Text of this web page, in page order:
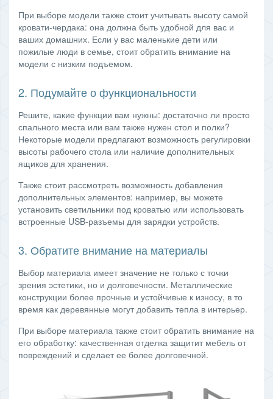
При выборе модели также стоит учитывать высоту самой
кровати-чердака: она должна быть удобной для вас и
ваших домашних. Если у вас маленькие дети или
пожилые люди в семье, стоит обратить внимание на
модели с низким подъемом.
2. Подумайте о функциональности
Решите, какие функции вам нужны: достаточно ли просто
спального места или вам также нужен стол и полки?
Некоторые модели предлагают возможность регулировки
высоты рабочего стола или наличие дополнительных
ящиков для хранения.
Также стоит рассмотреть возможность добавления
дополнительных элементов: например, вы можете
установить светильники под кроватью или использовать
встроенные USB-разъемы для зарядки устройств.
3. Обратите внимание на материалы
Выбор материала имеет значение не только с точки
зрения эстетики, но и долговечности. Металлические
конструкции более прочные и устойчивые к износу, в то
время как деревянные могут добавить тепла в интерьер.
При выборе материала также стоит обратить внимание на
его обработку: качественная отделка защитит мебель от
повреждений и сделает ее более долговечной.